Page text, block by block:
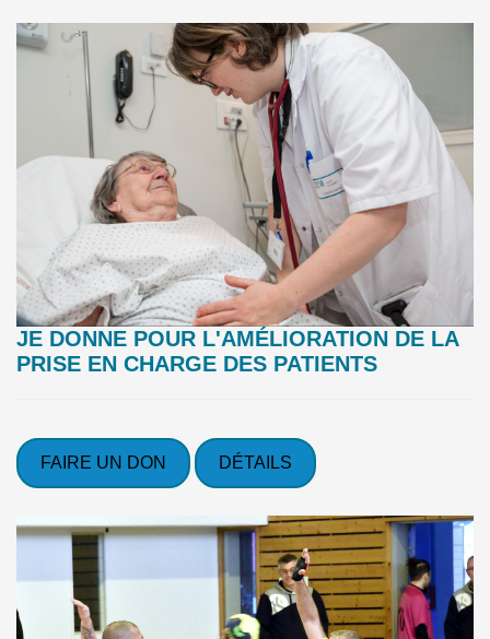
JE DONNE POUR L'AMÉLIORATION DE LA
PRISE EN CHARGE DES PATIENTS
FAIRE UN DON DÉTAILS